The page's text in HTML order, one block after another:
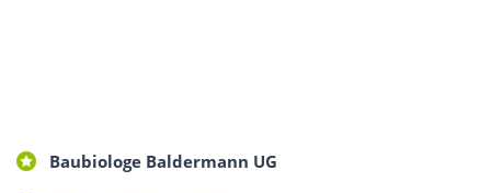
Baubiologe Baldermann UG